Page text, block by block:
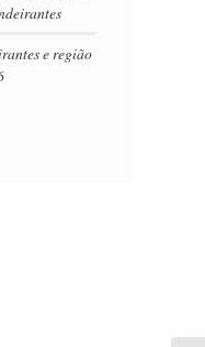
e região